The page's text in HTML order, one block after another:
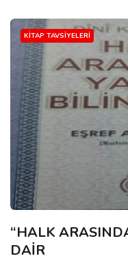
KITAP TAVSIYELERI
“HALK
DAİR